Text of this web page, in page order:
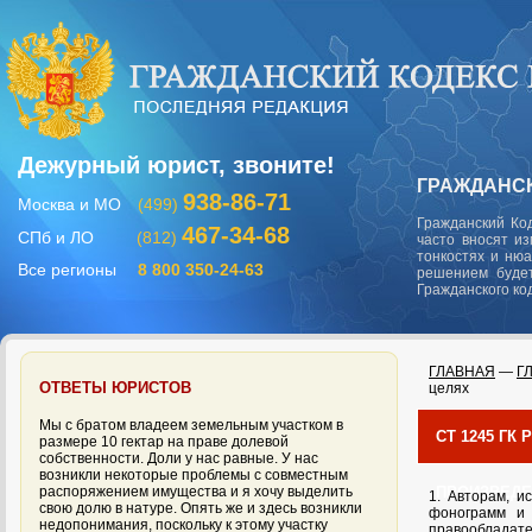
Дежурный юрист, звоните!
Москва и МО (499) 938-86-71
СПб и ЛО (812) 467-34-68
Все регионы 8 800 350-24-63
Гражданский
часто вносят
тонкостях и
решением
Гражданского
ГЛАВНАЯ —
целях
СТ 1245
1. Авторам,
фонограмм и
ОТВЕТЫ ЮРИСТОВ
Мы с братом владеем земельным участком в
размере 10 гектар на праве долевой
собственности. Доли у нас равные. У нас
возникли некоторые проблемы с совместным
распоряжением имущества и я хочу выделить
свою долю в натуре. Опять же и здесь возникли
недопонимания, поскольку к этому участку